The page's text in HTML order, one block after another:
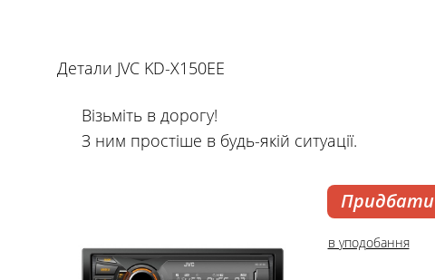
Детали JVC KD-X150EE
Візьміть в дорогу!
З ним простіше в будь-якій ситуації.
Придбати
в уподобання